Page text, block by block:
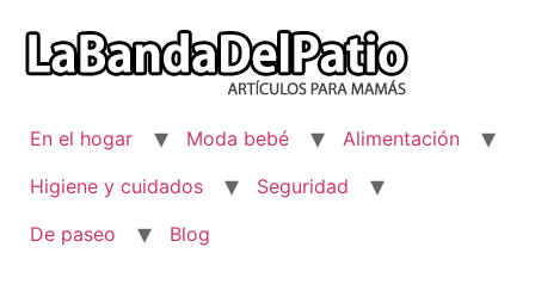
contenido
En el hogar Moda bebé
Alimentación
Higiene y cuidados
Seguridad
De paseo
Blog